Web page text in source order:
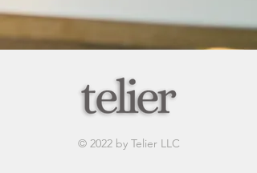
© 2022 by Telier LLC